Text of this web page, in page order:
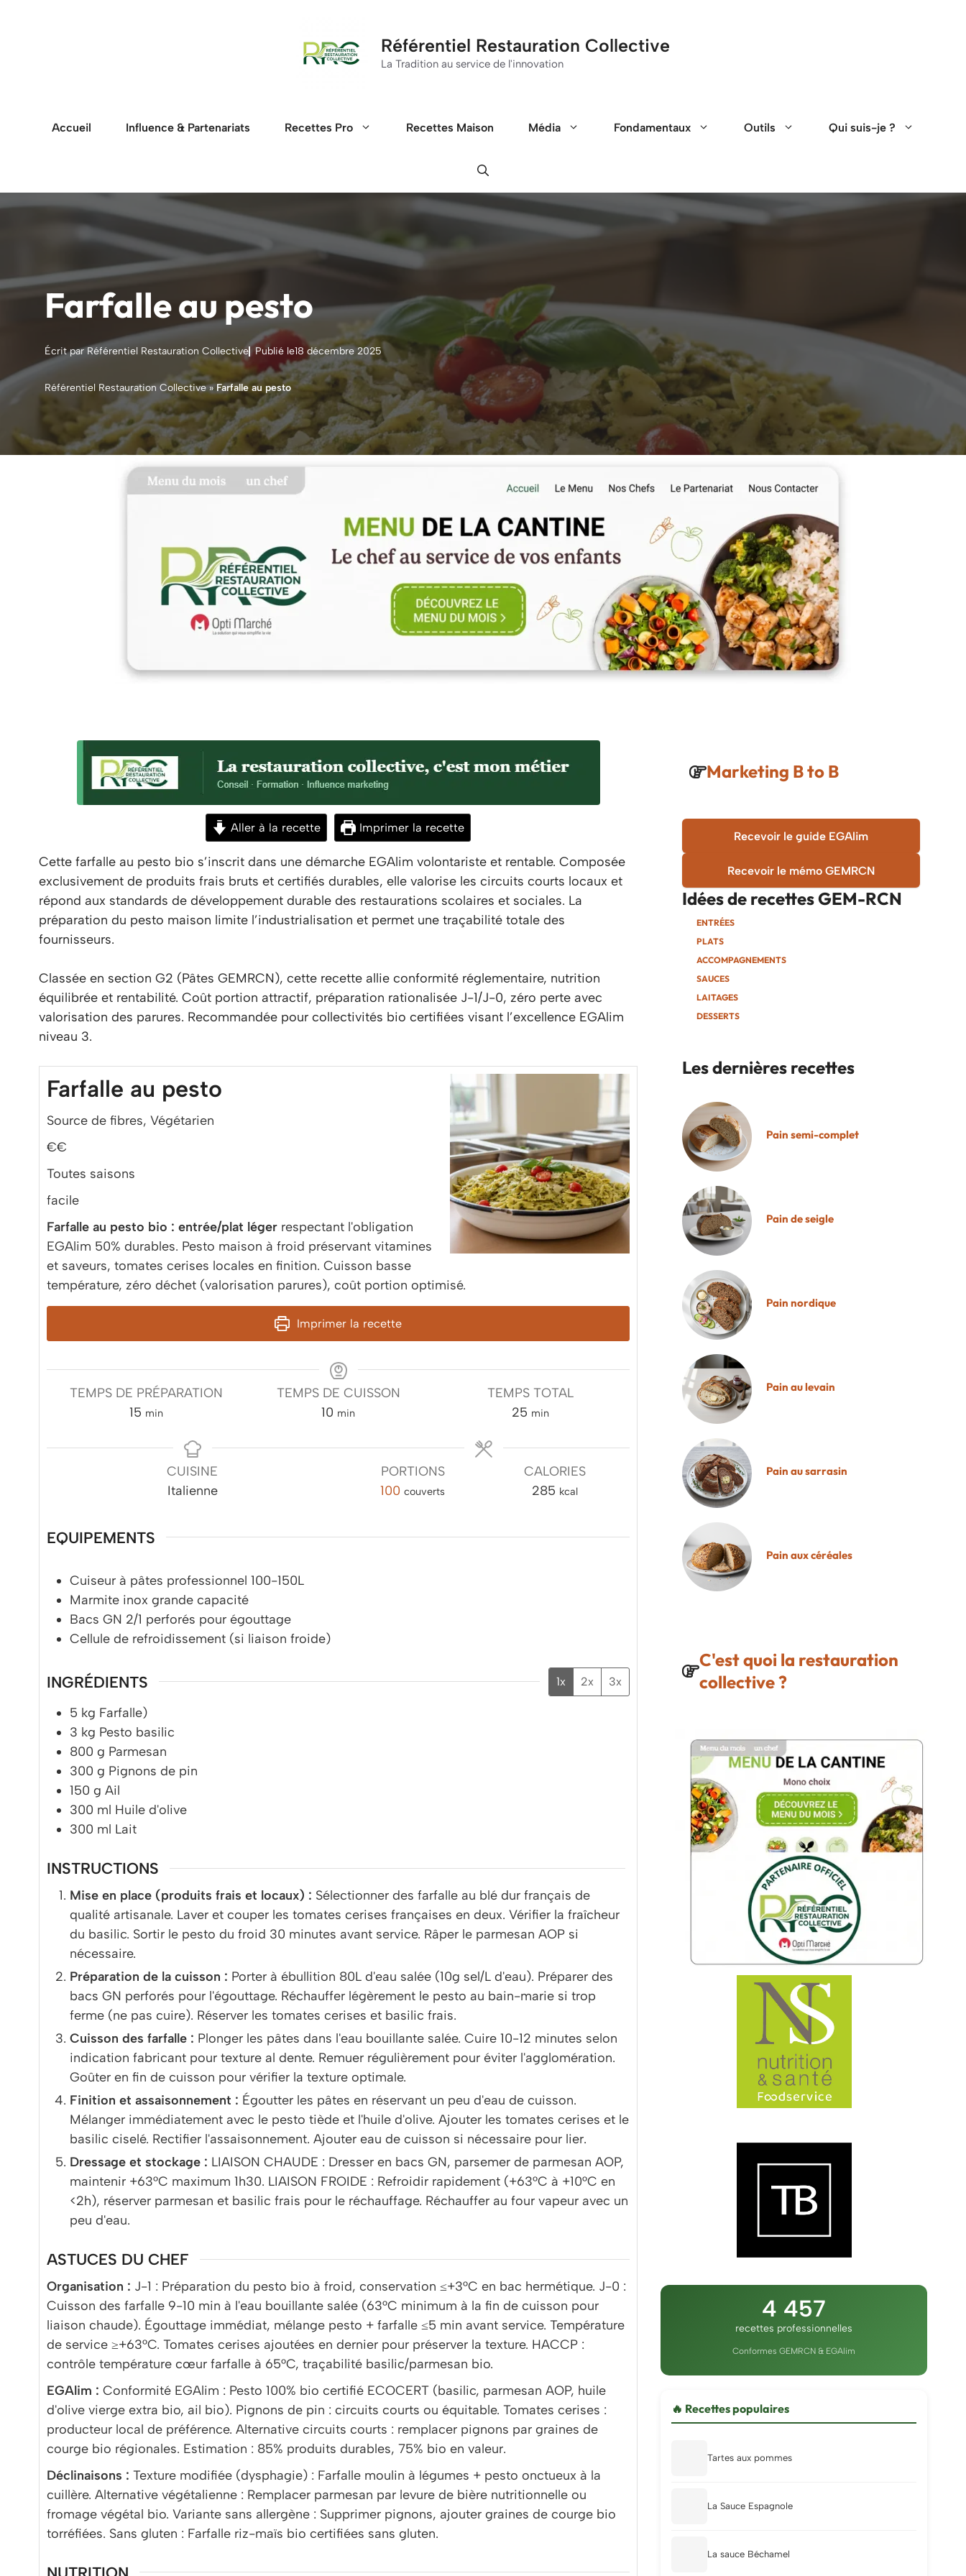
Référentiel Restauration Collective
La Tradition au service de l'innovation
Accueil Influence & Partenariats Recettes Pro Recettes Maison Média Fondamentaux Outils Qui suis-je ?
Farfalle au pesto
Écrit par Référentiel Restauration Collective Publié le18 décembre 2025
Référentiel Restauration Collective» Farfalle au pesto
Aller à la recette Imprimer la recette
Cette farfalle au pesto bio s’inscrit dans une démarche EGAlim volontariste et rentable. Composée
exclusivement de produits frais bruts et certifiés durables, elle valorise les circuits courts locaux et
répond aux standards de développement durable des restaurations scolaires et sociales. La
préparation du pesto maison limite l’industrialisation et permet une traçabilité totale des
fournisseurs.
Classée en section G2 (Pâtes GEMRCN), cette recette allie conformité réglementaire, nutrition
équilibrée et rentabilité. Coût portion attractif, préparation rationalisée J-1/J-0, zéro perte avec
valorisation des parures. Recommandée pour collectivités bio certifiées visant l’excellence EGAlim
niveau 3.
Farfalle au pesto
Source de fibres, Végétarien
€€
Toutes saisons
facile
Farfalle au pesto bio : entrée/plat léger respectant l'obligation
EGAlim 50% durables. Pesto maison à froid préservant vitamines
et saveurs, tomates cerises locales en finition. Cuisson basse
température, zéro déchet (valorisation parures), coût portion optimisé.
Imprimer la recette
TEMPS DE PRÉPARATION
15 minutes
min
TEMPS DE CUISSON
10 minutes
min
TEMPS TOTAL
25minutes
min
CUISINE
Italienne
PORTIONS
100 couverts
CALORIES
285 kcal
EQUIPEMENTS
Cuiseur à pâtes professionnel 100-150L
Marmite inox grande capacité
Bacs GN 2/1 perforés pour égouttage
Cellule de refroidissement (si liaison froide)
INGRÉDIENTS 1x 2x 3x
5 kg Farfalle)
3 kg Pesto basilic
800 g Parmesan
300 g Pignons de pin
150 g Ail
300 ml Huile d'olive
300 ml Lait
INSTRUCTIONS
Mise en place (produits frais et locaux) : Sélectionner des farfalle au blé dur français de
qualité artisanale. Laver et couper les tomates cerises françaises en deux. Vérifier la fraîcheur
du basilic. Sortir le pesto du froid 30 minutes avant service. Râper le parmesan AOP si
nécessaire.
Préparation de la cuisson : Porter à ébullition 80L d'eau salée (10g sel/L d'eau). Préparer des
bacs GN perforés pour l'égouttage. Réchauffer légèrement le pesto au bain-marie si trop
ferme (ne pas cuire). Réserver les tomates cerises et basilic frais.
Cuisson des farfalle : Plonger les pâtes dans l'eau bouillante salée. Cuire 10-12 minutes selon
indication fabricant pour texture al dente. Remuer régulièrement pour éviter l'agglomération.
Goûter en fin de cuisson pour vérifier la texture optimale.
Finition et assaisonnement : Égoutter les pâtes en réservant un peu d'eau de cuisson.
Mélanger immédiatement avec le pesto tiède et l'huile d'olive. Ajouter les tomates cerises et le
basilic ciselé. Rectifier l'assaisonnement. Ajouter eau de cuisson si nécessaire pour lier.
Dressage et stockage : LIAISON CHAUDE : Dresser en bacs GN, parsemer de parmesan AOP,
maintenir +63°C maximum 1h30. LIAISON FROIDE : Refroidir rapidement (+63°C à +10°C en
<2h), réserver parmesan et basilic frais pour le réchauffage. Réchauffer au four vapeur avec un
peu d'eau.
ASTUCES DU CHEF
Organisation : J-1 : Préparation du pesto bio à froid, conservation ≤+3°C en bac hermétique. J-0 :
Cuisson des farfalle 9-10 min à l'eau bouillante salée (63°C minimum à la fin de cuisson pour
liaison chaude). Égouttage immédiat, mélange pesto + farfalle ≤5 min avant service. Température
de service ≥+63°C. Tomates cerises ajoutées en dernier pour préserver la texture. HACCP :
contrôle température cœur farfalle à 65°C, traçabilité basilic/parmesan bio.
EGAlim : Conformité EGAlim : Pesto 100% bio certifié ECOCERT (basilic, parmesan AOP, huile
d'olive vierge extra bio, ail bio). Pignons de pin : circuits courts ou équitable. Tomates cerises :
producteur local de préférence. Alternative circuits courts : remplacer pignons par graines de
courge bio régionales. Estimation : 85% produits durables, 75% bio en valeur.
Déclinaisons : Texture modifiée (dysphagie) : Farfalle moulin à légumes + pesto onctueux à la
cuillère. Alternative végétalienne : Remplacer parmesan par levure de bière nutritionnelle ou
fromage végétal bio. Variante sans allergène : Supprimer pignons, ajouter graines de courge bio
torréfiées. Sans gluten : Farfalle riz-maïs bio certifiées sans gluten.
NUTRITION
Marketing B to B
Recevoir le guide EGAlim
Recevoir le mémo GEMRCN
Idées de recettesGEM-RCN
ENTRÉES
PLATS
ACCOMPAGNEMENTS
SAUCES
LAITAGES
DESSERTS
Les dernières recettes
Pain semi-complet
Pain de seigle
Pain nordique
Pain au levain
Pain au sarrasin
Pain aux céréales
C'est quoi la restauration
collective ?
4 457
recettes professionnelles
Conformes GEMRCN & EGAlim
🔥 Recettes populaires
Tartes aux pommes
La Sauce Espagnole
La sauce Béchamel